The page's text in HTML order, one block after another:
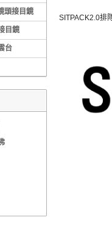
頭接目鏡
目鏡
台
SITPACK2.0排